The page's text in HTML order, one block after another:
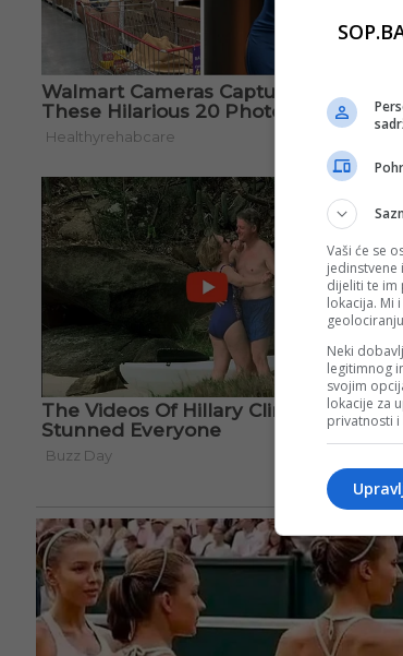
Vaši će se
dijeliti te im
lokacija. Mi
Neki
legitimnog
svojim
lokacije za
privatnosti i